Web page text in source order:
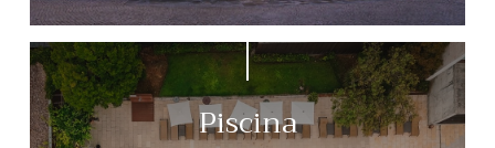
Piscina